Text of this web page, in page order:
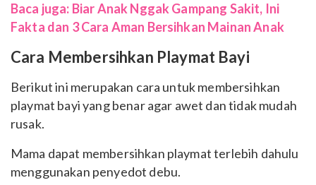
Baca juga: Biar Anak Nggak Gampang Sakit, Ini
Fakta dan 3 Cara Aman Bersihkan Mainan Anak
Cara Membersihkan Playmat Bayi
Berikut ini merupakan cara untuk membersihkan
playmat bayi yang benar agar awet dan tidak mudah
rusak.
Mama dapat membersihkan playmat terlebih dahulu
menggunakan penyedot debu.